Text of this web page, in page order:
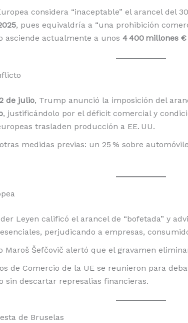
considera “inaceptable” el arancel del
, pues equivaldría a “una prohibición
asciende actualmente a unos 4 400 millones
de julio, Trump anunció la imposición del
, justificándolo por el déficit comercial y
trasladen producción a EE. UU.
medidas previas: un 25 % sobre
Leyen calificó el arancel de “bofetada” y
perjudicando a empresas,
Maroš Šefčovič alertó que el gravamen
de Comercio de la UE se reunieron para
sin descartar represalias financieras.
de Bruselas